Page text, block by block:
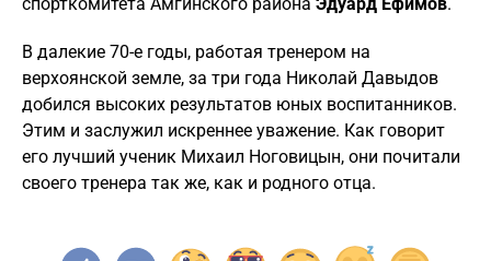
В далекие 70-е годы, работая тренером на
верхоянской земле, за три года Николай Давыдов
добился высоких результатов юных воспитанников.
Этим и заслужил искреннее уважение. Как говорит
его лучший ученик Михаил Ноговицын, они почитали
своего тренера так же, как и родного отца.